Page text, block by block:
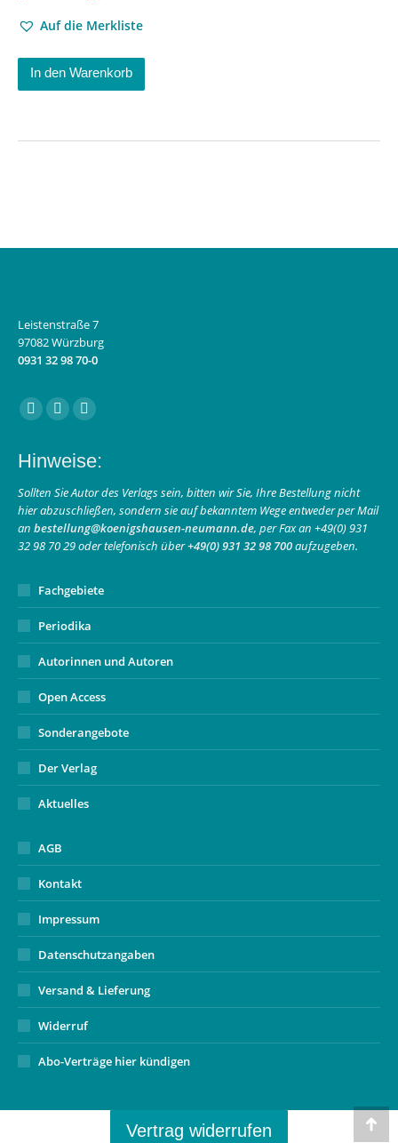
Auf die Merkliste
In den Warenkorb
Leistenstraße 7
97082 Würzburg
0931 32 98 70-0
Finden Sie uns auf:
Facebook
opens
in
new
window
Instagram
opens
in
new
window
E-
page
opens
in
new
window
Hinweise:
Sollten Sie Autor des Verlags sein, bitten wir Sie, Ihre Bestellung nicht
hier abzuschließen, sondern sie auf bekanntem Wege entweder per Mail
an bestellung@koenigshausen-neumann.de, per Fax an +49(0) 931
32 98 70 29 oder telefonisch über+49(0) 931 32 98 700aufzugeben.
Fachgebiete
Periodika
Autorinnen und Autoren
Open Access
Sonderangebote
Der Verlag
Aktuelles
AGB
Kontakt
Impressum
Datenschutzangaben
Versand & Lieferung
Widerruf
Abo-Verträge hier kündigen
Go
Vertrag widerrufen